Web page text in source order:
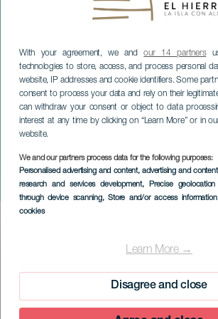
With your agreement, we andour 14 partners
technologies to store, access, and process personal
website, IP addresses and cookie identifiers. Some
consent to process your data and rely on their
can withdraw your consent or object to data
interest at any time by clicking on “Learn More” or in
website.
We and our partners process data for the following purposes:
Personalised advertising and content, advertising and
research and services development, Precise
through device scanning, Store and/or access
cookies
Learn More →
Disagree and close
San Juan-
Restinga